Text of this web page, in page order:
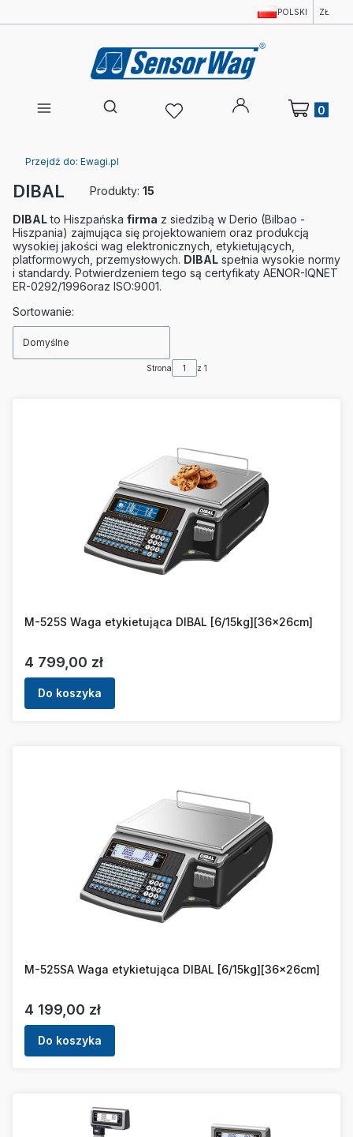
POLSKI ZŁ
Otwórz wyszukiwarkę
Produkty w
Przejdź do: Ewagi.pl
DIBAL Produkty: 15
DIBALto Hiszpańska firma z siedzibą w Derio (Bilbao -
Hiszpania) zajmująca się projektowaniem oraz produkcją
wysokiej jakości wag elektronicznych, etykietujących,
platformowych, przemysłowych. DIBAL spełnia wysokie normy
i standardy. Potwierdzeniem tego są certyfikaty AENOR-IQNET
ER-0292/1996oraz ISO:9001.
Lista produktów
Sortowanie:
Domyślne
Strona z 1
M-525S Waga etykietująca DIBAL [6/15kg][36x26cm]
Cena
4 799,00 zł
Do koszyka
M-525SA Waga etykietująca DIBAL [6/15kg][36x26cm]
Cena
4 199,00 zł
Do koszyka